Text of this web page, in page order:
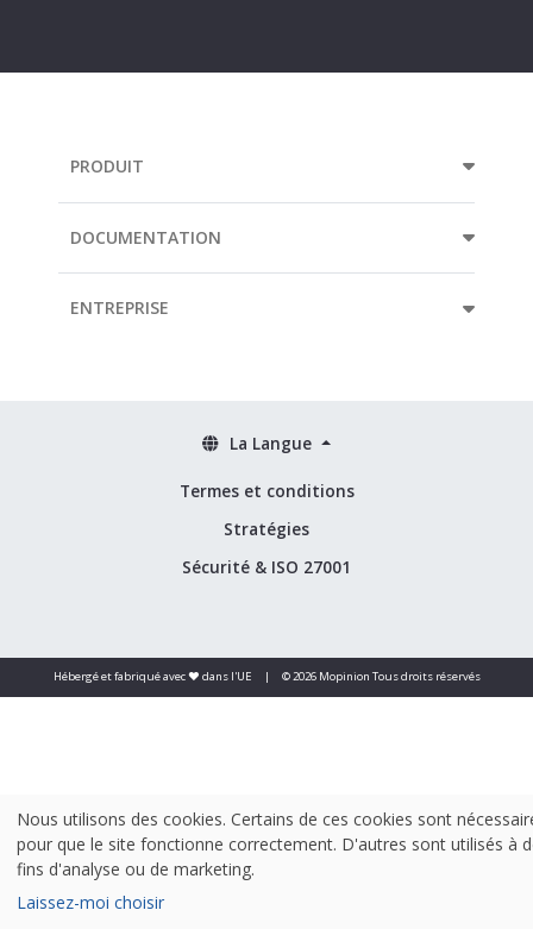
PRODUIT
DOCUMENTATION
ENTREPRISE
Termes et conditions
Stratégies
Sécurité & ISO 27001
La Langue
Hébergé et fabriqué avec ❤️ dans l'UE | © 2026 Mopinion Tous droits réservés
Nous utilisons des cookies. Certains de ces cookies sont
pour que le site fonctionne correctement. D'autres sont utilisés à
fins d'analyse ou de marketing.
Laissez-moi choisir